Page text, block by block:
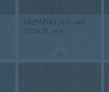
60295DR5 pure oak
(120x20 cm)